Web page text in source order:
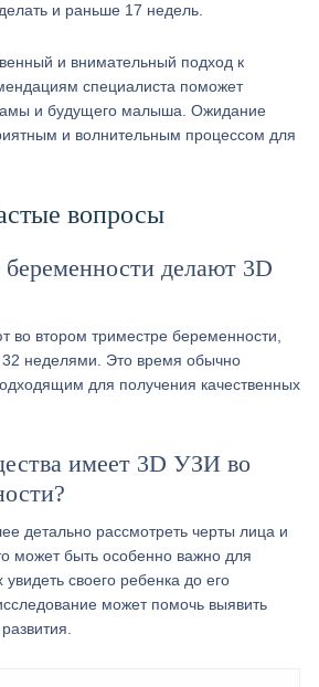
и раньше 17 недель.
и внимательный подход к
специалиста поможет
и будущего малыша. Ожидание
и волнительным процессом для
вопросы
делают 3D
во втором триместре беременности,
неделями. Это время обычно
для получения качественных
имеет 3D УЗИ во
детально рассмотреть черты лица и
может быть особенно важно для
своего ребенка до его
может помочь выявить